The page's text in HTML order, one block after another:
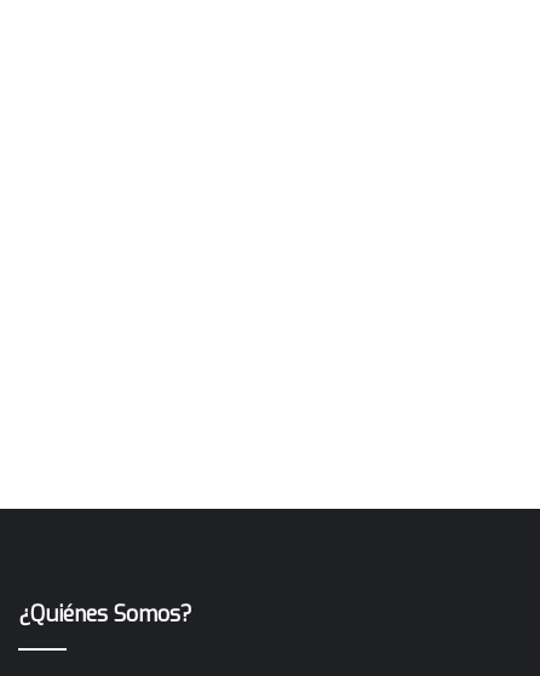
¿Quiénes Somos?